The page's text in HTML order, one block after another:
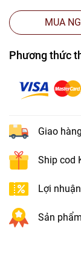
MUA
Phương thức
Giao
Ship cod
Lợi
Sản